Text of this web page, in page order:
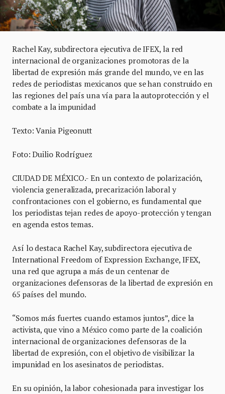
Rachel Kay, subdirectora ejecutiva de IFEX, la red
internacional de organizaciones promotoras de la
libertad de expresión más grande del mundo, ve en las
redes de periodistas mexicanos que se han construido en
las regiones del país una vía para la autoprotección y el
combate a la impunidad
Texto: Vania Pigeonutt
Foto: Duilio Rodríguez
CIUDAD DE MÉXICO.- En un contexto de polarización,
violencia generalizada, precarización laboral y
confrontaciones con el gobierno, es fundamental que
los periodistas tejan redes de apoyo-protección y tengan
en agenda estos temas.
Así lo destaca Rachel Kay, subdirectora ejecutiva de
International Freedom of Expression Exchange, IFEX,
una red que agrupa a más de un centenar de
organizaciones defensoras de la libertad de expresión en
65 países del mundo.
“Somos más fuertes cuando estamos juntos”, dice la
activista, que vino a México como parte de la coalición
internacional de organizaciones defensoras de la
libertad de expresión, con el objetivo de visibilizar la
impunidad en los asesinatos de periodistas.
En su opinión, la labor cohesionada para investigar los